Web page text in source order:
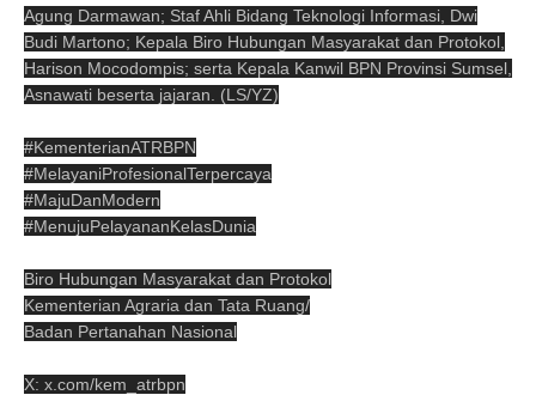
Agung Darmawan; Staf Ahli Bidang Teknologi Informasi, Dwi
Budi Martono; Kepala Biro Hubungan Masyarakat dan Protokol,
Harison Mocodompis; serta Kepala Kanwil BPN Provinsi Sumsel,
Asnawati beserta jajaran. (LS/YZ)
#KementerianATRBPN
#MelayaniProfesionalTerpercaya
#MajuDanModern
#MenujuPelayananKelasDunia
Biro Hubungan Masyarakat dan Protokol
Kementerian Agraria dan Tata Ruang/
Badan Pertanahan Nasional
X: x.com/kem_atrbpn